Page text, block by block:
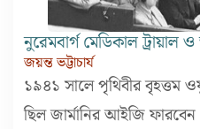
নুরেমবার্গ মেডিকাল
জয়ন্ত ভট্টাচার্য
১৯৪১ সালে পৃথিবীর বৃহত্তম
ছিল জার্মানির আইজি